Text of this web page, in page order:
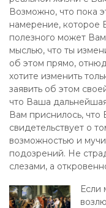
Возможно, что пока
намерение, которое
полезного может
мыслью, что ты
об этом прямо,
хотите изменить
заявить об этом
что Ваша
Вам приснилось,
свидетельствует о
возможностью и
подозрений. Не
слезами, а
Если